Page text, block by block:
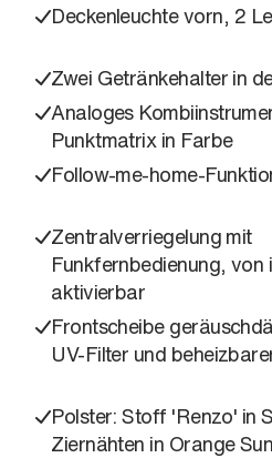
Deckenleuchte vorn, 2
Zwei Getränkehalter in
Analoges
Punktmatrix in Farbe
Follow-me-home-
Zentralverriegelung mit
Funkfernbedienung, von
aktivierbar
Frontscheibe
UV-Filter und
Polster: Stoff 'Renzo' in
Ziernähten in Orange